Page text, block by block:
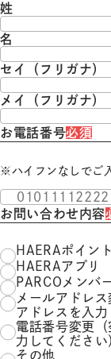
姓
名
セイ（フリガナ）
メイ（フリガナ）
お電話番号必須
※ハイフンなしでご
お問い合わせ内容
HAERAポイント
HAERAアプリ
PARCOメンバ
メールアドレ
アドレスを入力
電話番号変更
力してください
その他